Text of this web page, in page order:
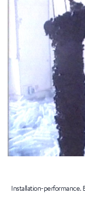
Installation-performance.